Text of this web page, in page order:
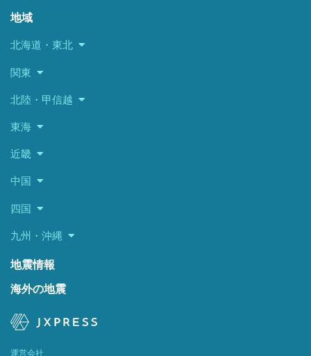
地域
北海道・東北
関東
北陸・甲信越
東海
近畿
中国
四国
九州・沖縄
地震情報
海外の地震
運営会社